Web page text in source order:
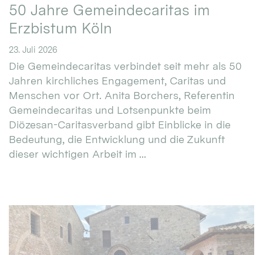
50 Jahre Gemeindecaritas im
Erzbistum Köln
23. Juli 2026
Die Gemeindecaritas verbindet seit mehr als 50
Jahren kirchliches Engagement, Caritas und
Menschen vor Ort. Anita Borchers, Referentin
Gemeindecaritas und Lotsenpunkte beim
Diözesan-Caritasverband gibt Einblicke in die
Bedeutung, die Entwicklung und die Zukunft
dieser wichtigen Arbeit im ...